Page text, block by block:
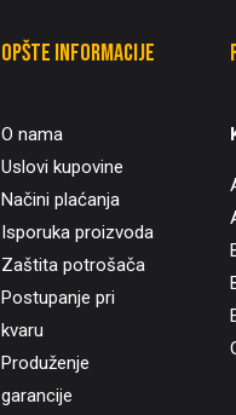
Opšte informacije
O nama
Uslovi kupovine
Načini plaćanja
Isporuka proizvoda
Zaštita potrošača
Postupanje pri
kvaru
Produženje
garancije